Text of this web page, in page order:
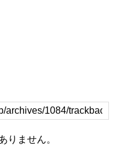
りません。